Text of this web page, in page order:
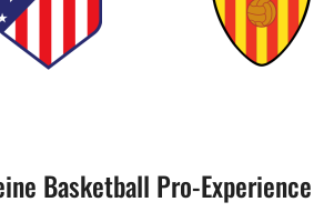
Basketball Pro-Experience